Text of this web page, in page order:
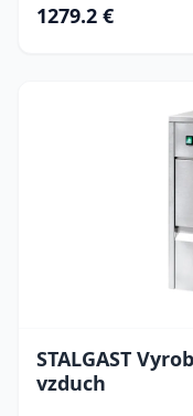
1279.2 €
STALGAST
vzduch